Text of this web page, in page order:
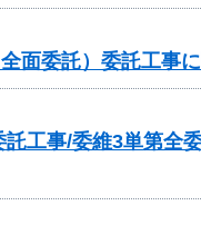
面委託）委託工事
工事/委維3単第全